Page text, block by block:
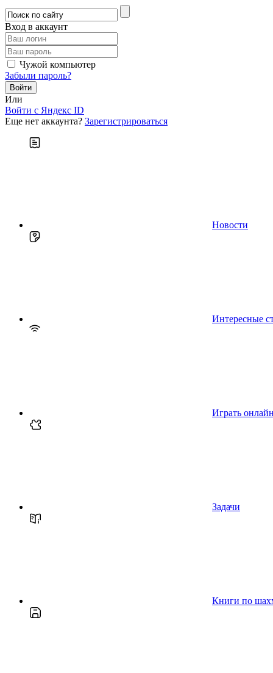
Вход в аккаунт
Чужой компьютер
Забыли пароль?
Или
Войти c Яндекс ID
Еще нет аккаунта? Зарегистрироваться
Новости
Интересные
Играть онлайн
Задачи
Книги по